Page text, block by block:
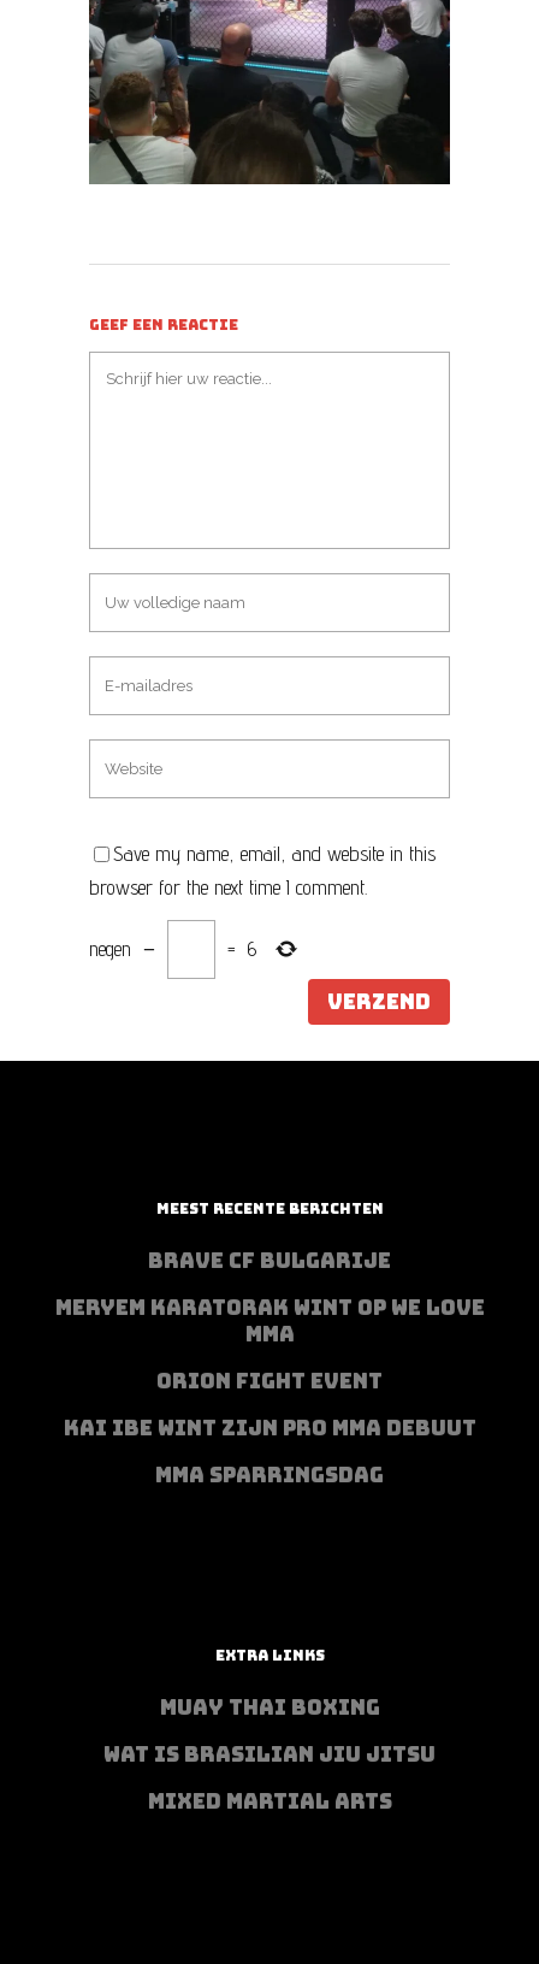
GEEF EEN REACTIE
Save my name, email, and website in this
browser for the next time I comment.
negen − = 6
MEEST RECENTE BERICHTEN
BRAVE CF BULGARIJE
MERYEM KARATORAK WINT OP WE LOVE
MMA
ORION FIGHT EVENT
KAI IBE WINT ZIJN PRO MMA DEBUUT
MMA SPARRINGSDAG
EXTRA LINKS
MUAY THAI BOXING
WAT IS BRASILIAN JIU JITSU
MIXED MARTIAL ARTS